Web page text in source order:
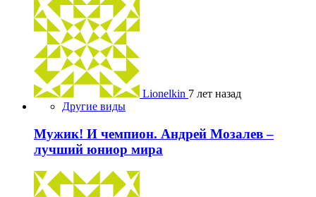
Lionelkin 7 лет назад
Другие виды
Мужик! И чемпион. Андрей Мозалев –
лучший юниор мира